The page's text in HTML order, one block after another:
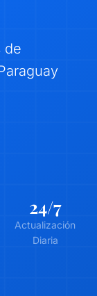
de
24/7
Actualización
Diaria